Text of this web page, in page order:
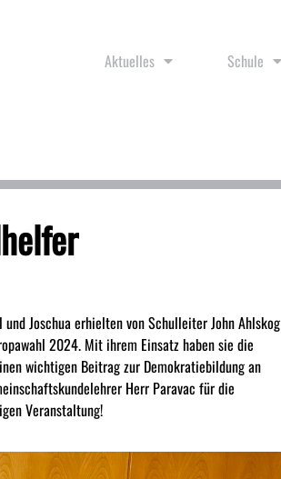
Aktuelles Schule
Joschua erhielten von Schulleiter John Ahlskog
2024. Mit ihrem Einsatz haben sie die
wichtigen Beitrag zur Demokratiebildung an
Herr Paravac für die
Veranstaltung!